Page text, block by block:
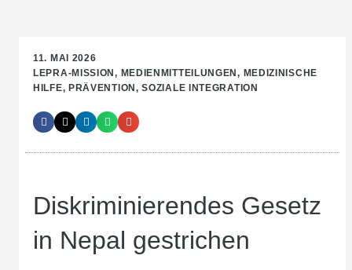
11. MAI 2026
LEPRA-MISSION, MEDIENMITTEILUNGEN, MEDIZINISCHE
HILFE, PRÄVENTION ,SOZIALE INTEGRATION
Diskriminierendes Gesetz
in Nepal gestrichen